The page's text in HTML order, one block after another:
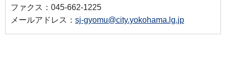
ファクス：045-662-1225
メールアドレス： sj-gyomu@city.yokohama.lg.jp